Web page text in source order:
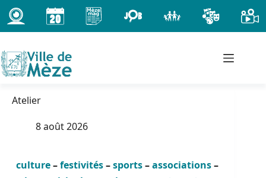
Passer
au
contenu
Atelier
8 août 2026
culture–festivités–sports–associations–